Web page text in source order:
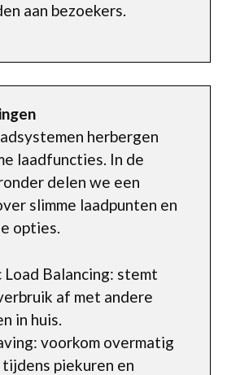
aan bezoekers.
herbergen
laadfuncties. In de
delen we een
slimme laadpunten en
opties.
Load Balancing: stemt
af met andere
in huis.
voorkom overmatig
piekuren en